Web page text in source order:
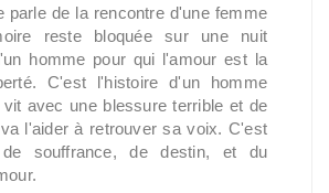
parle de la rencontre d'une femme
reste bloquée sur une nuit
homme pour qui l'amour est la
C'est l'histoire d'un homme
avec une blessure terrible et de
l'aider à retrouver sa voix. C'est
souffrance, de destin, et du